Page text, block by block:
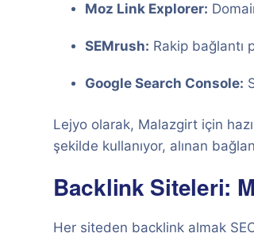
Moz Link Explorer:
SEMrush: Rakip bağlantı
Google Search Console:
Lejyo olarak, Malazgirt için
şekilde kullanıyor, alınan
Backlink Siteleri:
Her siteden backlink almak